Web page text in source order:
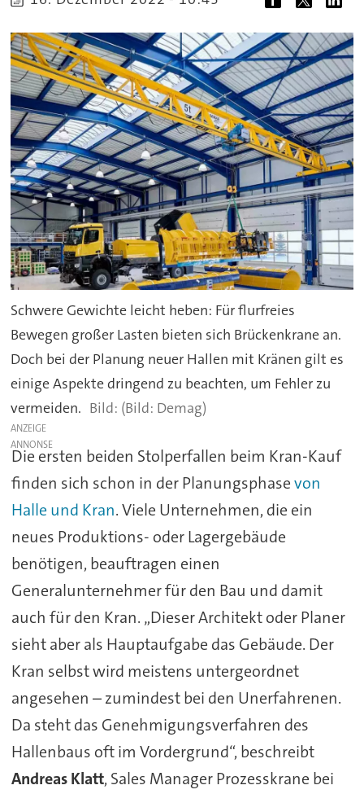
Schwere Gewichte leicht heben: Für flurfreies
Bewegen großer Lasten bieten sich Brückenkrane an.
Doch bei der Planung neuer Hallen mit Kränen gilt es
einige Aspekte dringend zu beachten, um Fehler zu
vermeiden.
(Bild: Demag)
ANZEIGE
Die ersten beiden Stolperfallen beim Kran-Kauf
finden sich schon in der Planungsphasevon
Halle und Kran. Viele Unternehmen, die ein
neues Produktions- oder Lagergebäude
benötigen, beauftragen einen
Generalunternehmer für den Bau und damit
auch für den Kran. „Dieser Architekt oder Planer
sieht aber als Hauptaufgabe das Gebäude. Der
Kran selbst wird meistens untergeordnet
angesehen – zumindest bei den Unerfahrenen.
Da steht das Genehmigungsverfahren des
Hallenbaus oft im Vordergrund“, beschreibt
Andreas Klatt, Sales Manager Prozesskrane bei